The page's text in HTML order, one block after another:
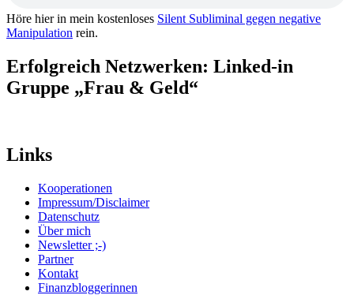
Höre hier in mein kostenloses Silent Subliminal gegen negative
Manipulation rein.
Erfolgreich Netzwerken: Linked-in
Gruppe „Frau & Geld“
Links
Kooperationen
Impressum/Disclaimer
Datenschutz
Über mich
Newsletter ;-)
Partner
Kontakt
Finanzbloggerinnen